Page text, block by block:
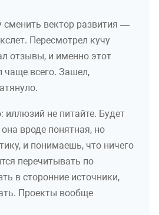
сменить вектор развития —
Пересмотрел кучу
отзывы, и именно этот
чаще всего. Зашел,
не питайте. Будет
вроде понятная, но
и понимаешь, что ничего
перечитывать по
в сторонние источники,
Проекты вообще